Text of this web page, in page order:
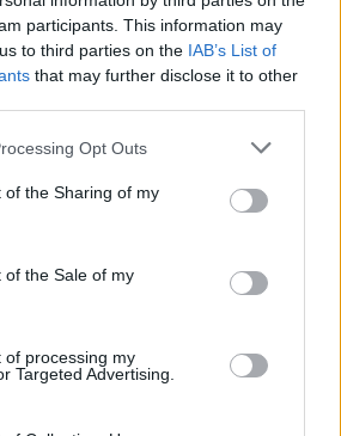
participants. This information may
to third parties on the IAB’s List of
that may further disclose it to other
app uses one or more Google
or usage behaviour. You may click to
to Google and its third-party tags to
specified purposes in below Google
Opt Outs
of the Sharing of my
of the Sale of my
of processing my
Targeted Advertising.
περιβάλλον, όπου ένα τρένο
προς μια παρέα πέντε πεζών.
οι συμμετέχοντες μπορούσαν
αλλάξει σιδηροτροχιά
εξής προς ένα μόνο άνθρωπο.